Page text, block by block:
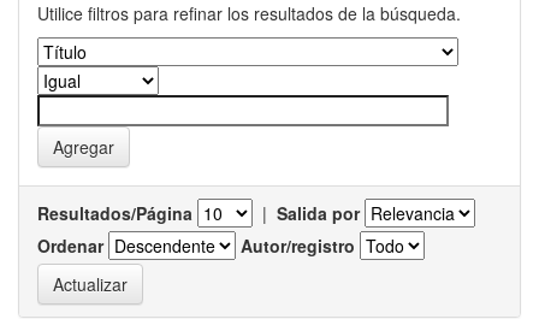
Utilice filtros para refinar los resultados de la búsqueda.
Resultados/Página | Salida por
Ordenar
Autor/registro